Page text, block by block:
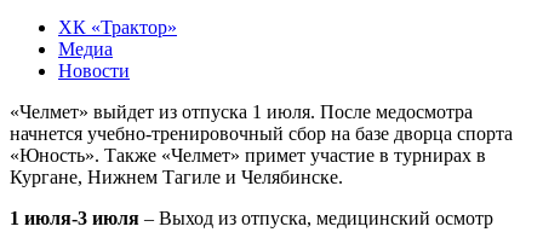
ХК «Трактор»
Медиа
Новости
«Челмет» выйдет из отпуска 1 июля. После медосмотра
начнется учебно-тренировочный сбор на базе дворца спорта
«Юность». Также «Челмет» примет участие в турнирах в
Кургане, Нижнем Тагиле и Челябинске.
1 июля-3 июля – Выход из отпуска, медицинский осмотр